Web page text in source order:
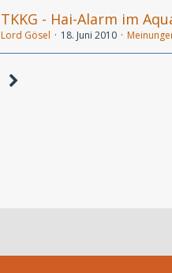
TKKG - Hai-Alarm im
Lord Gösel 18. Juni 2010